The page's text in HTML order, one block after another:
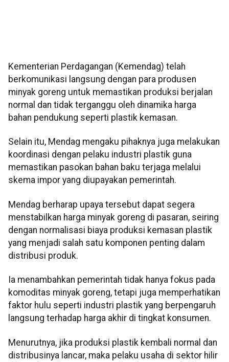
Kementerian Perdagangan (Kemendag) telah
berkomunikasi langsung dengan para produsen
minyak goreng untuk memastikan produksi berjalan
normal dan tidak terganggu oleh dinamika harga
bahan pendukung seperti plastik kemasan.
Selain itu, Mendag mengaku pihaknya juga melakukan
koordinasi dengan pelaku industri plastik guna
memastikan pasokan bahan baku terjaga melalui
skema impor yang diupayakan pemerintah.
Mendag berharap upaya tersebut dapat segera
menstabilkan harga minyak goreng di pasaran, seiring
dengan normalisasi biaya produksi kemasan plastik
yang menjadi salah satu komponen penting dalam
distribusi produk.
Ia menambahkan pemerintah tidak hanya fokus pada
komoditas minyak goreng, tetapi juga memperhatikan
faktor hulu seperti industri plastik yang berpengaruh
langsung terhadap harga akhir di tingkat konsumen.
Menurutnya, jika produksi plastik kembali normal dan
distribusinya lancar, maka pelaku usaha di sektor hilir